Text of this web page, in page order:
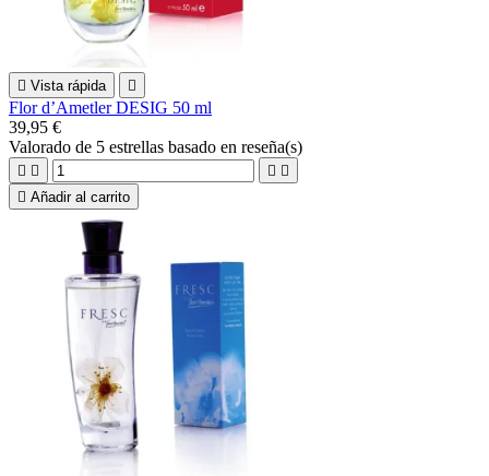
 Vista rápida 
Flor d’Ametler DESIG 50 ml
39,95 €
Valorado de 5 estrellas basado en reseña(s)
   
 Añadir al carrito